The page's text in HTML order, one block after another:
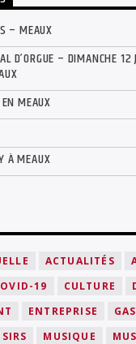
– MEAUX
D’ORGUE – DIMANCHE
MEAUX
À MEAUX
ACTUALITÉS
19 CULTURE
ENTREPRISE
MUSIQUE